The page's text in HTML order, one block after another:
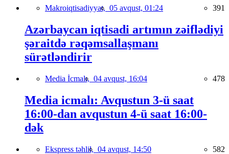
Makroiqtisadiyyat, 05 avqust, 01:24 391
Azərbaycan iqtisadi artımın zəiflədiyi
şəraitdə rəqəmsallaşmanı
sürətləndirir
Media İcmalı, 04 avqust, 16:04 478
Media icmalı: Avqustun 3-ü saat
16:00-dan avqustun 4-ü saat 16:00-
dək
Ekspress təhlil, 04 avqust, 14:50 582